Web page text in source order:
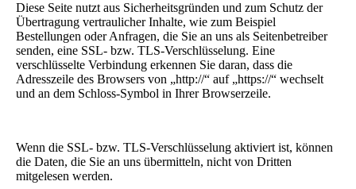
Diese Seite nutzt aus Sicherheitsgründen und zum Schutz der
Übertragung vertraulicher Inhalte, wie zum Beispiel
Bestellungen oder Anfragen, die Sie an uns als Seitenbetreiber
senden, eine SSL- bzw. TLS-Verschlüsselung. Eine
verschlüsselte Verbindung erkennen Sie daran, dass die
Adresszeile des Browsers von „http://“ auf „https://“ wechselt
und an dem Schloss-Symbol in Ihrer Browserzeile.
Wenn die SSL- bzw. TLS-Verschlüsselung aktiviert ist, können
die Daten, die Sie an uns übermitteln, nicht von Dritten
mitgelesen werden.